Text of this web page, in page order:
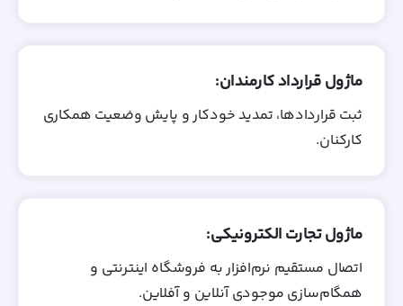
ماژول قرارداد کارمندان:
ثبت قراردادها، تمدید خودکار و پایش وضعیت همکاری
کارکنان.
ماژول تجارت الکترونیکی:
اتصال مستقیم نرم‌افزار به فروشگاه اینترنتی و
همگام‌سازی موجودی آنلاین و آفلاین.